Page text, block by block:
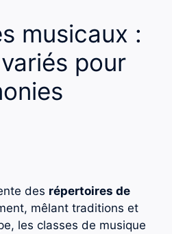
musicaux :
pour
des répertoires de
mêlant traditions et
les classes de musique